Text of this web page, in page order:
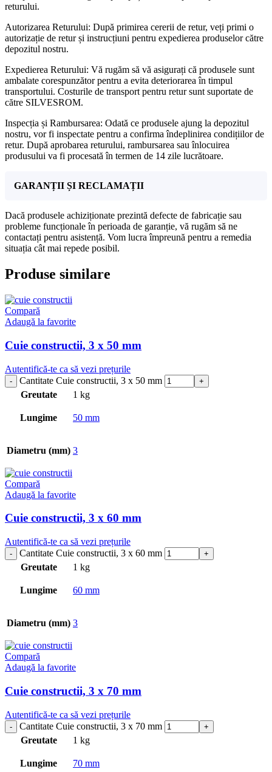
returului.
Autorizarea Returului: După primirea cererii de retur, veți primi o
autorizație de retur și instrucțiuni pentru expedierea produselor către
depozitul nostru.
Expedierea Returului: Vă rugăm să vă asigurați că produsele sunt
ambalate corespunzător pentru a evita deteriorarea în timpul
transportului. Costurile de transport pentru retur sunt suportate de
către SILVESROM.
Inspecția și Rambursarea: Odată ce produsele ajung la depozitul
nostru, vor fi inspectate pentru a confirma îndeplinirea condițiilor de
retur. După aprobarea returului, rambursarea sau înlocuirea
produsului va fi procesată în termen de 14 zile lucrătoare.
GARANȚII ȘI RECLAMAȚII
Dacă produsele achiziționate prezintă defecte de fabricație sau
probleme funcționale în perioada de garanție, vă rugăm să ne
contactați pentru asistență. Vom lucra împreună pentru a remedia
situația cât mai repede posibil.
Produse similare
Compară
Adaugă la favorite
Cuie constructii, 3 x 50 mm
Autentifică-te ca să vezi prețurile
Cantitate Cuie constructii, 3 x 50 mm
Greutate
1 kg
Lungime 50 mm
Diametru (mm) 3
Compară
Adaugă la favorite
Cuie constructii, 3 x 60 mm
Autentifică-te ca să vezi prețurile
Cantitate Cuie constructii, 3 x 60 mm
Greutate
1 kg
Lungime 60 mm
Diametru (mm) 3
Compară
Adaugă la favorite
Cuie constructii, 3 x 70 mm
Autentifică-te ca să vezi prețurile
Cantitate Cuie constructii, 3 x 70 mm
Greutate
1 kg
Lungime 70 mm